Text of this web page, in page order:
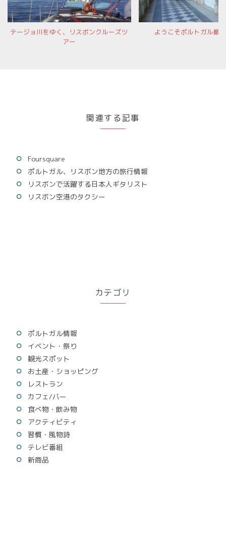
テージョ川をゆく、リスボンクルーズツ
アー
ようこそポルトガル厳
関連する記事
Foursquare
ポルトガル、リスボン地方の旅行情報
リスボンで活躍する日本人ギタリスト
リスボン空港のタクシー
カテゴリ
ポルトガル情報
イベント・祭り
観光スポット
お土産・ショッピング
レストラン
カフェ/バー
食べ物・飲み物
アクティビティ
習慣・風物詩
テレビ番組
新商品